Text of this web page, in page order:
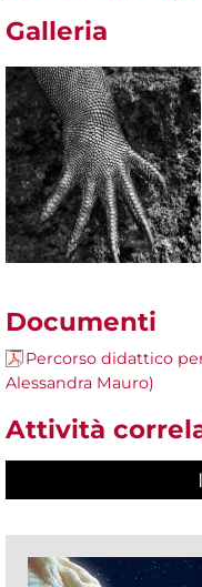
Galleria
Documenti
Percorso didattico
Alessandra Mauro)
Attività